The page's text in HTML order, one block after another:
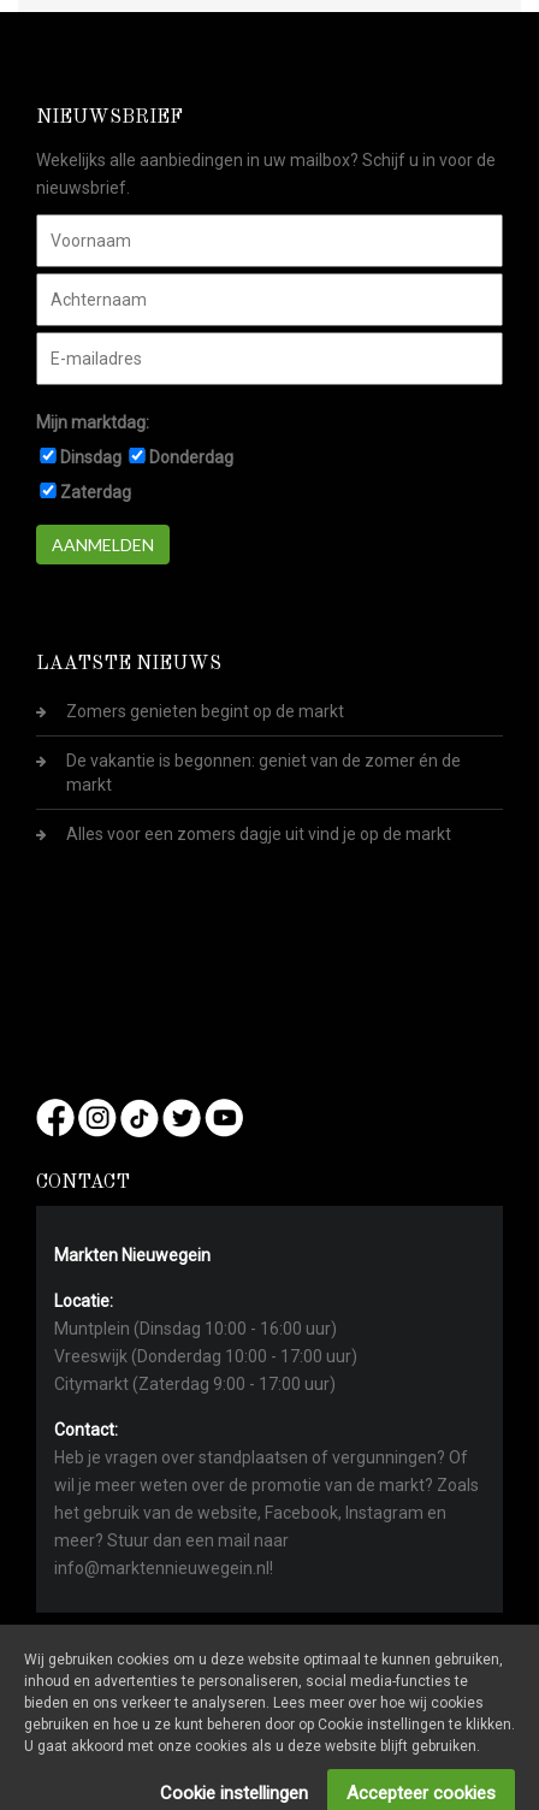
NIEUWSBRIEF
Wekelijks alle aanbiedingen in uw mailbox? Schijf u in voor de
nieuwsbrief.
Mijn marktdag:
Dinsdag
Donderdag
Zaterdag
AANMELDEN
LAATSTE NIEUWS
Zomers genieten begint op de markt
De vakantie is begonnen: geniet van de zomer én de
markt
Alles voor een zomers dagje uit vind je op de markt
CONTACT
Markten Nieuwegein
Locatie:
Muntplein (Dinsdag 10:00 - 16:00 uur)
Vreeswijk (Donderdag 10:00 - 17:00 uur)
Citymarkt (Zaterdag 9:00 - 17:00 uur)
Contact:
Heb je vragen over standplaatsen of vergunningen? Of
wil je meer weten over de promotie van de markt? Zoals
het gebruik van de website, Facebook, Instagram en
meer? Stuur dan een mail naar
info@marktennieuwegein.nl!
Marktennieuwegein.nlis een website van De Markt Online
ALGEMENE VOORWAARDEN
ONDERNEMERS LOGIN
SOCIALS
Wij gebruiken cookies om u deze website optimaal te kunnen gebruiken,
inhoud en advertenties te personaliseren, social media-functies te
bieden en ons verkeer te analyseren. Lees meer over hoe wij cookies
gebruiken en hoe u ze kunt beheren door op Cookie instellingen te klikken.
U gaat akkoord met onze cookies als u deze website blijft gebruiken.
Cookie instellingen Accepteer cookies